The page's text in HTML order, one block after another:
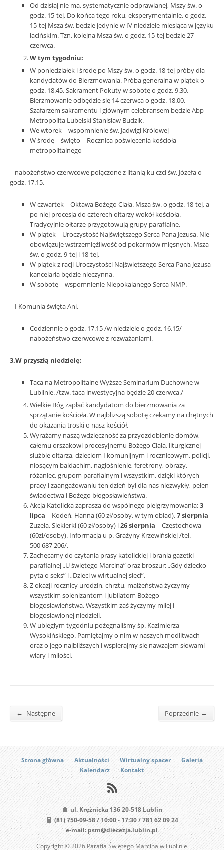
Od dzisiaj nie ma, systematycznie odprawianej, Mszy św. o
godz. 15-tej. Do końca tego roku, eksperymentalnie, o godz.
15-tej Msza św. będzie jedynie w IV niedziele miesiąca w języku
łacińskim. Tzn. kolejna Msza św. o godz. 15-tej będzie 27
czerwca.
W tym tygodniu:
W poniedziałek i środę po Mszy św. o godz. 18-tej próby dla
kandydatów do Bierzmowania. Próba generalna w piątek o
godz. 18.45. Sakrament Pokuty w sobotę o godz. 9.30.
Bierzmowanie odbędzie się 14 czerwca o godz. 18.00.
Szafarzem sakramentu i głównym celebransem będzie Abp
Metropolita Lubelski Stanisław Budzik.
We wtorek – wspomnienie św. Jadwigi Królowej
W środę – święto – Rocznica poświęcenia kościoła
metropolitalnego
– nabożeństwo czerwcowe połączone z litanią ku czci św. Józefa o
godz. 17.15.
W czwartek – Oktawa Bożego Ciała. Msza św. o godz. 18-tej, a
po niej procesja do czterech ołtarzy wokół kościoła.
Tradycyjnie ołtarze przygotowują grupy parafialne.
W piątek – Uroczystość Najświętszego Serca Pana Jezusa. Nie
obowiązuje wstrzemięźliwość od pokarmów mięsnych. Msza
św. o godz. 9-tej i 18-tej.
W piątek z racji Uroczystości Najświętszego Serca Pana Jezusa
kancelaria będzie nieczynna.
W sobotę – wspomnienie Niepokalanego Serca NMP.
– I Komunia święta Ani.
Codziennie o godz. 17.15 /w niedziele o godz. 16.15/
nabożeństwo czerwcowe z rozważaniami.
3.W przyszłą niedzielę:
Taca na Metropolitalne Wyższe Seminarium Duchowne w
Lublinie. /tzw. taca inwestycyjna będzie 20 czerwca./
Wielkie Bóg zapłać kandydatom do bierzmowania za
sprzątanie kościoła. W najbliższą sobotę czekamy na chętnych
do okazania troski o nasz kościół.
Wyrażamy naszą wdzięczność za przyozdobienie domów,
całemu orszakowi procesyjnemu Bożego Ciała, liturgicznej
służbie ołtarza, dzieciom I komunijnym i rocznicowym, policji,
niosącym baldachim, nagłośnienie, feretrony, obrazy,
różaniec, grupom parafialnym i wszystkim, dzięki których
pracy i zaangażowaniu ten dzień był dla nas niezwykły, pełen
świadectwa i Bożego błogosławieństwa.
Akcja Katolicka zaprasza do wspólnego pielgrzymowania:3
lipca – Kodeń, Hanna (60 zł/osoby, w tym obiad),7 sierpnia
Zuzela, Siekierki (60 zł/osoby) i26 sierpnia – Częstochowa
(60zł/osoby). Informacja u p. Grażyny Krzewińskiej /tel.
500 687 206/.
Zachęcamy do czytania prasy katolickiej i brania gazetki
parafialnej „U świętego Marcina” oraz broszur: „Gdy dziecko
pyta o seks” i „Dzieci w wirtualnej sieci”.
Z okazji rocznicy urodzin, chrztu, małżeństwa życzymy
wszystkim solenizantom i jubilatom Bożego
błogosławieństwa. Wszystkim zaś życzymy miłej i
błogosławionej niedzieli.
W ubiegłym tygodniu pożegnaliśmy śp. Kazimierza
Wysokińskiego. Pamiętajmy o nim w naszych modlitwach
oraz o jego najbliższych i wspierajmy się nawzajem słowami
wiary i miłości.
← Następne Poprzednie →
Strona główna Aktualności Wirtualny spacer
Galeria
Kalendarz
Kontakt
ul. Krężnicka 136 20-518 Lublin
(81) 750-09-58 / 10:00 - 17:30 / 781 62 09 24
e-mail: psm@diecezja.lublin.pl
Copyright © 2026 Parafia Świętego Marcina w Lublinie